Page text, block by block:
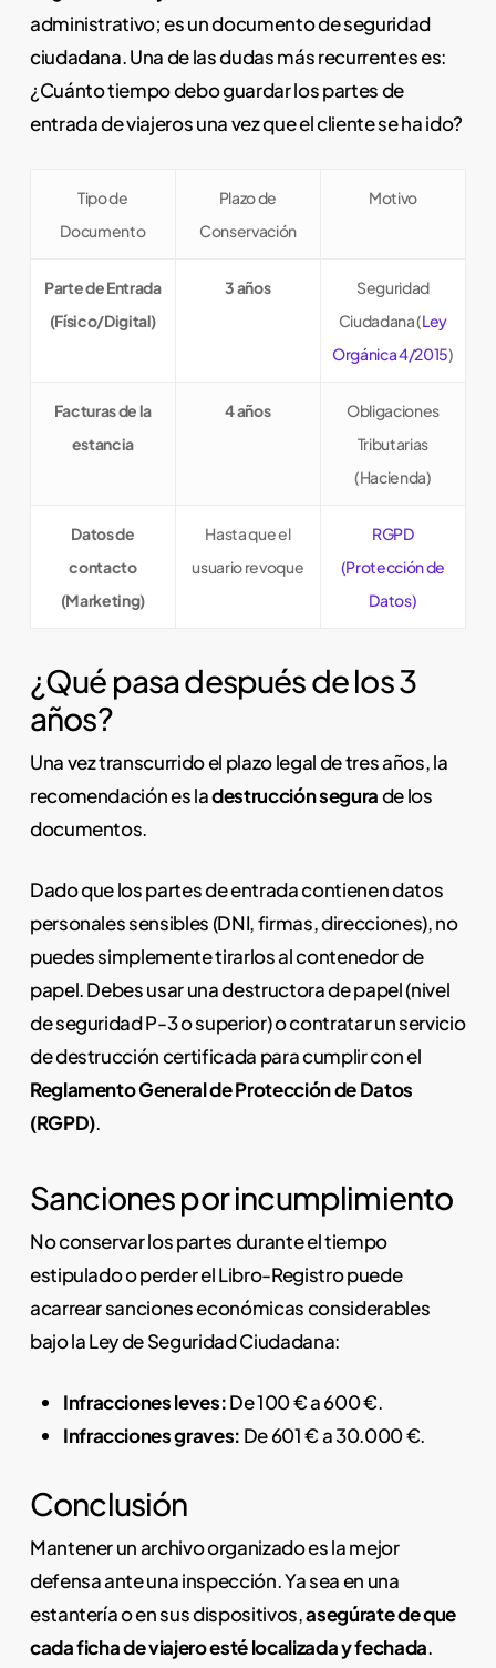
administrativo; es un documento de seguridad
ciudadana. Una de las dudas más recurrentes es:
¿Cuánto tiempo debo guardar los partes de
entrada de viajeros una vez que el cliente se ha ido?
Tipo de
Documento
Plazo de
Conservación
Motivo
Parte de Entrada
(Físico/Digital)
3 años
Seguridad
Ciudadana (Ley
Orgánica 4/2015)
Facturas de la
estancia
4 años
Obligaciones
Tributarias
(Hacienda)
Datos de
contacto
(Marketing)
Hasta que el
usuario revoque
RGPD
(Protección de
Datos)
¿Qué pasa después de los 3
años?
Una vez transcurrido el plazo legal de tres años, la
recomendación es ladestrucción segurade los
documentos.
Dado que los partes de entrada contienen datos
personales sensibles (DNI, firmas, direcciones), no
puedes simplemente tirarlos al contenedor de
papel. Debes usar una destructora de papel (nivel
de seguridad P-3 o superior) o contratar un servicio
de destrucción certificada para cumplir con el
Reglamento General de Protección de Datos
(RGPD).
Sanciones por incumplimiento
No conservar los partes durante el tiempo
estipulado o perder el Libro-Registro puede
acarrear sanciones económicas considerables
bajo la Ley de Seguridad Ciudadana:
Infracciones leves:De 100 € a 600 €.
Infracciones graves: De 601 € a 30.000 €.
Conclusión
Mantener un archivo organizado es la mejor
defensa ante una inspección. Ya sea en una
estantería o en sus dispositivos,asegúrate de que
cada ficha de viajero esté localizada y fechada.